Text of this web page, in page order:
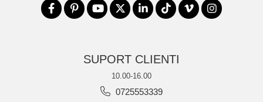
SUPORT CLIENTI
10.00-16.00
0725553339